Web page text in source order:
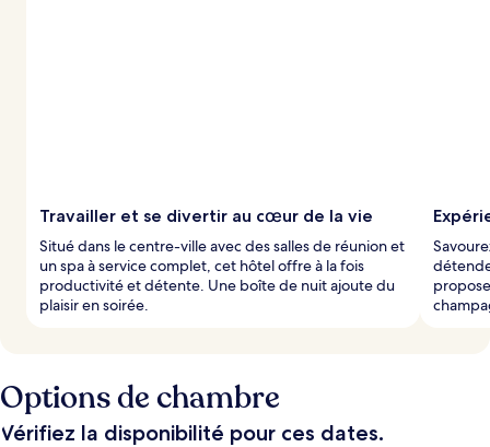
Travailler et se divertir au cœur de la vie
Situé dans le centre-ville avec des salles de réunion et
un spa à service complet, cet hôtel offre à la fois
productivité et détente. Une boîte de nuit ajoute du
plaisir en soirée.
Options de chambre
Vérifiez la disponibilité pour ces dates.